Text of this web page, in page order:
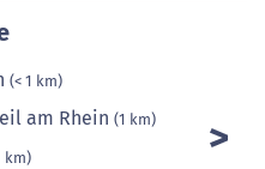
(< 1 km)
am Rhein (1 km)
km)